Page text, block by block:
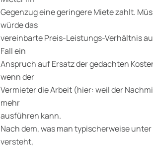
Gegenzug eine geringere Miete zahlt.
würde das
vereinbarte Preis-Leistungs-Verhältnis
Fall ein
Anspruch auf Ersatz der gedachten
wenn der
Vermieter die Arbeit (hier: weil der
mehr
ausführen kann.
Nach dem, was man typischerweise
versteht,